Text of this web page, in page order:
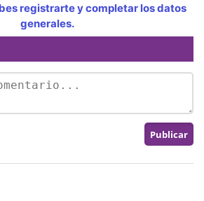
registrarte y completar los datos
generales.